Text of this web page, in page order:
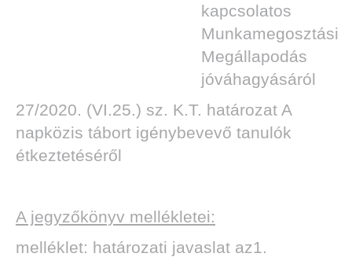
kapcsolatos
Munkamegosztási
Megállapodás
jóváhagyásáról
27/2020. (VI.25.) sz. K.T. határozat A
napközis tábort igénybevevő tanulók
étkeztetéséről
A jegyzőkönyv mellékletei:
melléklet: határozati javaslat az1.